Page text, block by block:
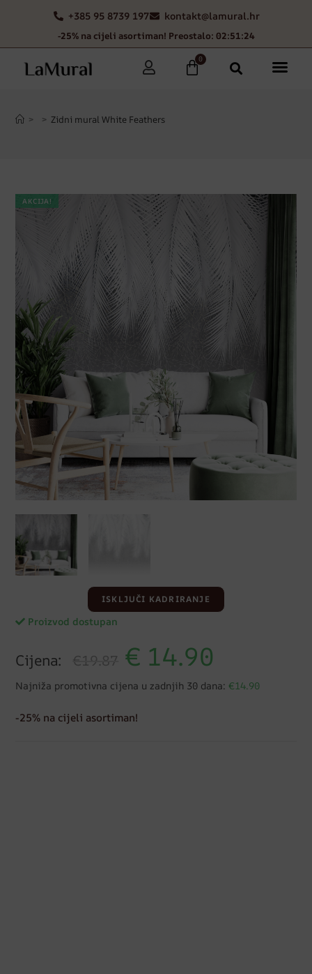
+385 95 8739 197 kontakt@lamural.hr
-25% na cijeli asortiman! Preostalo: 02:51:23
0
> > Zidni mural White Feathers
AKCIJA!
ISKLJUČI KADRIRANJE
Proizvod dostupan
Cijena: €19.87 € 14.90
Najniža promotivna cijena u zadnjih 30 dana: €14.90
-25% na cijeli asortiman!